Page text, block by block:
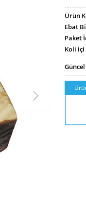
Ürün
Ebat
Paket
Koli